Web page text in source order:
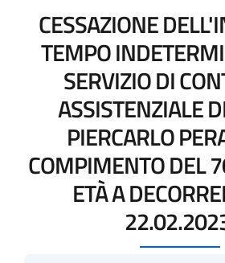
CESSAZIONE
TEMPO
SERVIZIO DI
ASSISTENZIALE
PIERCARLO
COMPIMENTO DEL
ETÀ A